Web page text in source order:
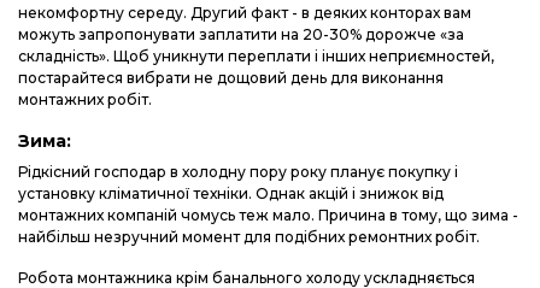
некомфортну середу. Другий факт - в деяких конторах вам
можуть запропонувати заплатити на 20-30% дорожче «за
складність». Щоб уникнути переплати і інших неприємностей,
постарайтеся вибрати не дощовий день для виконання
монтажних робіт.
Зима:
Рідкісний господар в холодну пору року планує покупку і
установку кліматичної техніки. Однак акцій і знижок від
монтажних компаній чомусь теж мало. Причина в тому, що зима -
найбільш незручний момент для подібних ремонтних робіт.
Робота монтажника крім банального холоду ускладняється